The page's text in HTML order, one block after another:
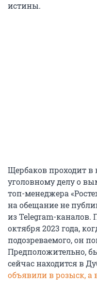
истины.
Щербаков проходит в
уголовному делу о
топ-менеджера
на обещание не
из Telegram-каналов.
октября 2023 года,
подозреваемого, он
Предположительно,
сейчас находится в
объявили в розыск, а